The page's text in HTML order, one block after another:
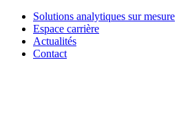
Solutions analytiques sur mesure
Espace carrière
Actualités
Contact